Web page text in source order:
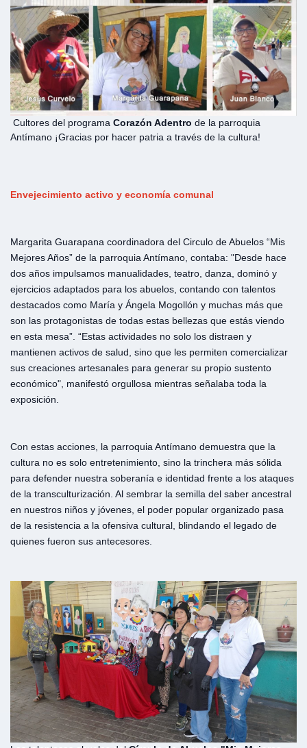
Cultores del programa Corazón Adentro de la parroquia
Antímano ¡Gracias por hacer patria a través de la cultura!
Envejecimiento activo y economía comunal
Margarita Guarapana coordinadora del Circulo de Abuelos “Mis
Mejores Años” de la parroquia Antímano, contaba: "Desde hace
dos años impulsamos manualidades, teatro, danza, dominó y
ejercicios adaptados para los abuelos, contando con talentos
destacados como María y Ángela Mogollón y muchas más que
son las protagonistas de todas estas bellezas que estás viendo
en esta mesa”. “Estas actividades no solo los distraen y
mantienen activos de salud, sino que les permiten comercializar
sus creaciones artesanales para generar su propio sustento
económico", manifestó orgullosa mientras señalaba toda la
exposición.
Con estas acciones, la parroquia Antímano demuestra que la
cultura no es solo entretenimiento, sino la trinchera más sólida
para defender nuestra soberanía e identidad frente a los ataques
de la transculturización. Al sembrar la semilla del saber ancestral
en nuestros niños y jóvenes, el poder popular organizado pasa
de la resistencia a la ofensiva cultural, blindando el legado de
quienes fueron sus antecesores.